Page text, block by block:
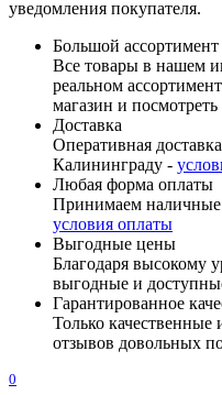
уведомления покупателя.
Большой ассортимент
Все товары в нашем
реальном
магазин и
Доставка
Оперативная
Калининграду -
Любая форма оплаты
Принимаем наличные
условия оплаты
Выгодные цены
Благодаря высокому
выгодные и
Гарантированное
Только
отзывов довольных
0